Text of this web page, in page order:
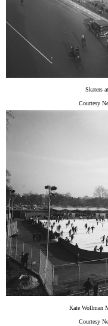
Skaters
Courtesy
Kate Wollman
Courtesy